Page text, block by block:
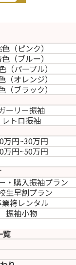
（ピンク）
（ブルー）
（パープル）
（オレンジ）
（ブラック）
ーリー振袖
レトロ振袖
万円~30万円
万円~50万円
・購入振袖プラン
生早割プラン
袴レンタル
振袖小物
覧